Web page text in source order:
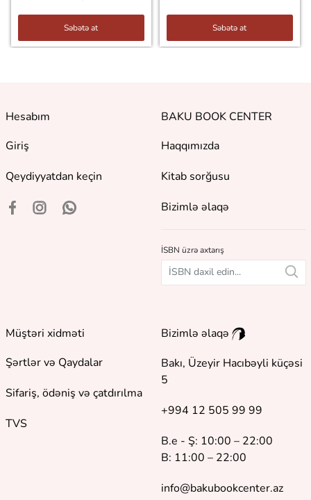
Səbətə at Səbətə at
Hesabım
Giriş
Qeydiyyatdan keçin
BAKU BOOK CENTER
Haqqımızda
Kitab sorğusu
Bizimlə əlaqə
İSBN üzrə axtarış
Müştəri xidməti
Şərtlər və Qaydalar
Sifariş, ödəniş və çatdırılma
TVS
Bizimlə əlaqə
Bakı, Üzeyir Hacıbəyli küçəsi
5
+994 12 505 99 99
B.e - Ş: 10:00 – 22:00
B: 11:00 – 22:00
info@bakubookcenter.az